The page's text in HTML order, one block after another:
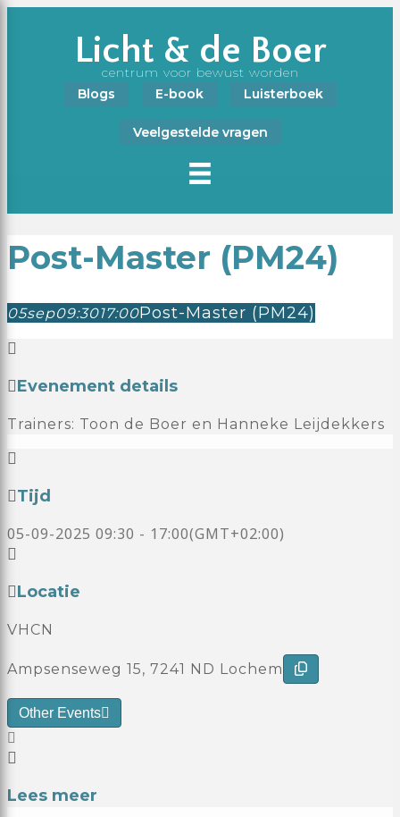
Licht & de Boer
centrum voor bewust worden
Blogs
E-book Luisterboek
Veelgestelde vragen
Post-Master (PM24)
05sep09:3017:00Post-Master (PM24)
Evenement details
Trainers: Toon de Boer en Hanneke Leijdekkers
Tijd
05-09-2025 09:30 - 17:00(GMT+02:00)
Locatie
VHCN
Ampsenseweg 15, 7241 ND Lochem
Other Events
Lees meer